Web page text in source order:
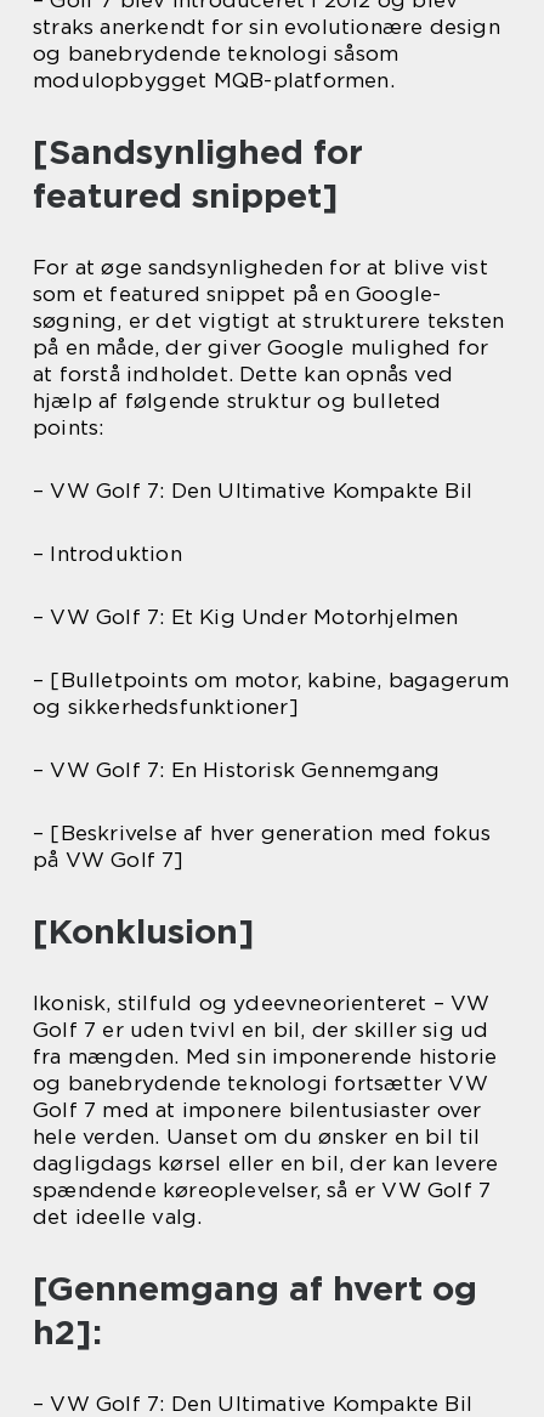
straks anerkendt for sin evolutionære design
og banebrydende teknologi såsom
modulopbygget MQB-platformen.
[Sandsynlighed for
featured snippet]
For at øge sandsynligheden for at blive vist
som et featured snippet på en Google-
søgning, er det vigtigt at strukturere teksten
på en måde, der giver Google mulighed for
at forstå indholdet. Dette kan opnås ved
hjælp af følgende struktur og bulleted
points:
– VW Golf 7: Den Ultimative Kompakte Bil
– Introduktion
– VW Golf 7: Et Kig Under Motorhjelmen
– [Bulletpoints om motor, kabine, bagagerum
og sikkerhedsfunktioner]
– VW Golf 7: En Historisk Gennemgang
– [Beskrivelse af hver generation med fokus
på VW Golf 7]
[Konklusion]
Ikonisk, stilfuld og ydeevneorienteret – VW
Golf 7 er uden tvivl en bil, der skiller sig ud
fra mængden. Med sin imponerende historie
og banebrydende teknologi fortsætter VW
Golf 7 med at imponere bilentusiaster over
hele verden. Uanset om du ønsker en bil til
dagligdags kørsel eller en bil, der kan levere
spændende køreoplevelser, så er VW Golf 7
det ideelle valg.
[Gennemgang af hvert og
h2]:
– VW Golf 7: Den Ultimative Kompakte Bil